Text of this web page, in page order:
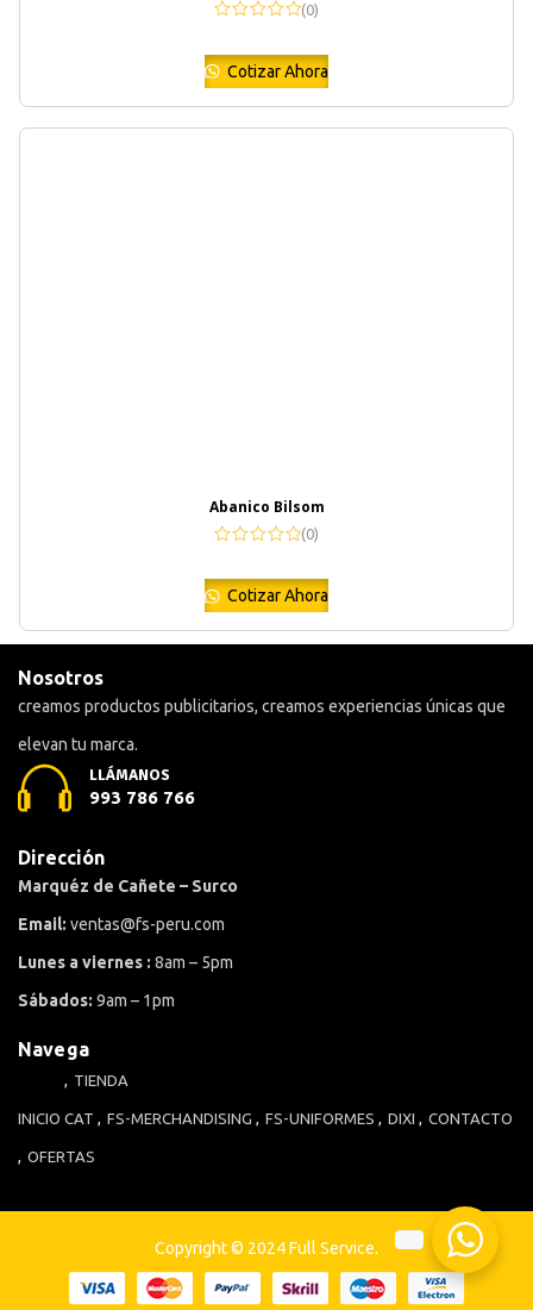
(0)
Cotizar Ahora
Abanico Bilsom
(0)
Cotizar Ahora
Nosotros
creamos productos publicitarios, creamos experiencias únicas que
elevan tu marca.
LLÁMANOS
993 786 766
Dirección
Marquéz de Cañete – Surco
Email: ventas@fs-peru.com
Lunes a viernes : 8am – 5pm
Sábados: 9am – 1pm
Navega
INICIO
TIENDA
CAT FS-MERCHANDISING FS-UNIFORMES DIXI CONTACTO
OFERTAS
Copyright © 2024 Full Service.